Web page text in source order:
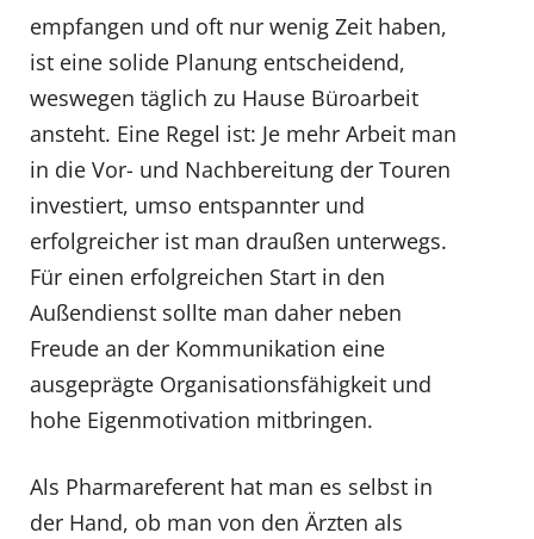
empfangen und oft nur wenig Zeit haben,
ist eine solide Planung entscheidend,
weswegen täglich zu Hause Büroarbeit
ansteht. Eine Regel ist: Je mehr Arbeit man
in die Vor- und Nachbereitung der Touren
investiert, umso entspannter und
erfolgreicher ist man draußen unterwegs.
Für einen erfolgreichen Start in den
Außendienst sollte man daher neben
Freude an der Kommunikation eine
ausgeprägte Organisationsfähigkeit und
hohe Eigenmotivation mitbringen.
Als Pharmareferent hat man es selbst in
der Hand, ob man von den Ärzten als